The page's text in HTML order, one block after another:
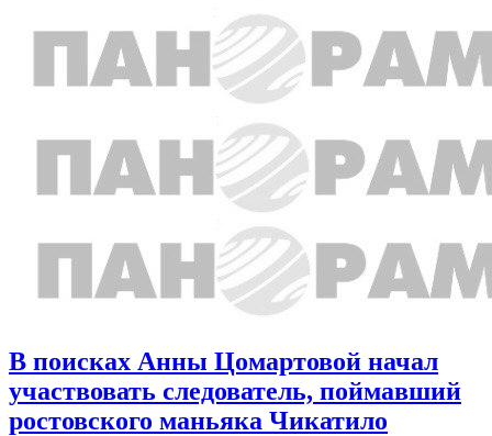
В поисках Анны Цомартовой начал
участвовать следователь, поймавший
ростовского маньяка Чикатило